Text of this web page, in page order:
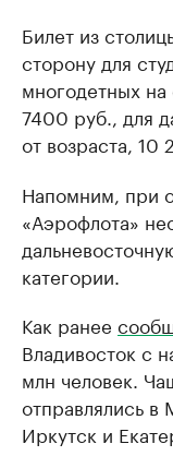
Билет из
сторону для
многодетных
7400 руб., для
от возраста, 10
Напомним, при
«Аэрофлота»
категории.
Как ранее
Владивосток с
млн человек.
отправлялись
Иркутск и